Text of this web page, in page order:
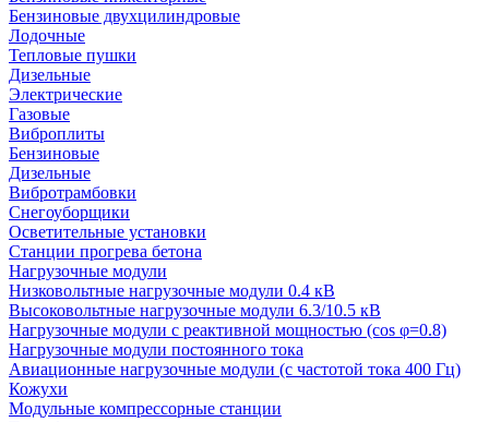
Бензиновые двухцилиндровые
Лодочные
Тепловые пушки
Дизельные
Электрические
Газовые
Виброплиты
Бензиновые
Дизельные
Вибротрамбовки
Снегоуборщики
Осветительные установки
Станции прогрева бетона
Нагрузочные модули
Низковольтные нагрузочные модули 0.4 кВ
Высоковольтные нагрузочные модули 6.3/10.5 кВ
Нагрузочные модули с реактивной мощностью (cos φ=0.8)
Нагрузочные модули постоянного тока
Авиационные нагрузочные модули (с частотой тока 400 Гц)
Кожухи
Модульные компрессорные станции